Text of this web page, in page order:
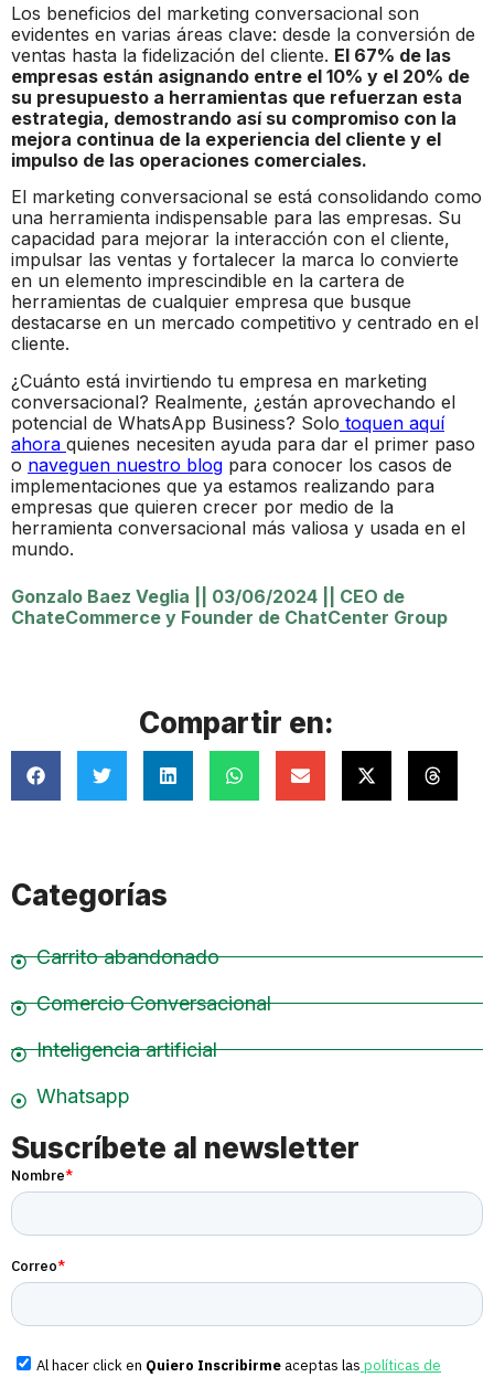
Los beneficios del marketing conversacional son
evidentes en varias áreas clave: desde la conversión de
ventas hasta la fidelización del cliente. El 67% de las
empresas están asignando entre el 10% y el 20% de
su presupuesto a herramientas que refuerzan esta
estrategia, demostrando así su compromiso con la
mejora continua de la experiencia del cliente y el
impulso de las operaciones comerciales.
El marketing conversacional se está consolidando como
una herramienta indispensable para las empresas. Su
capacidad para mejorar la interacción con el cliente,
impulsar las ventas y fortalecer la marca lo convierte
en un elemento imprescindible en la cartera de
herramientas de cualquier empresa que busque
destacarse en un mercado competitivo y centrado en el
cliente.
¿Cuánto está invirtiendo tu empresa en marketing
conversacional? Realmente, ¿están aprovechando el
potencial de WhatsApp Business? Solo toquen aquí
ahora quienes necesiten ayuda para dar el primer paso
o naveguen nuestro blog para conocer los casos de
implementaciones que ya estamos realizando para
empresas que quieren crecer por medio de la
herramienta conversacional más valiosa y usada en el
mundo.
Gonzalo Baez Veglia 03/06/2024
CEO de
ChateCommerce y Founder de ChatCenter Group
Compartir en:
Categorías
Carrito abandonado
Comercio Conversacional
Inteligencia artificial
Whatsapp
Suscríbete al newsletter